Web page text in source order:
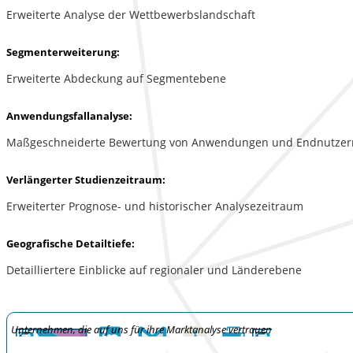
Erweiterte Analyse der Wettbewerbslandschaft
Segmenterweiterung:
Erweiterte Abdeckung auf Segmentebene
Anwendungsfallanalyse:
Maßgeschneiderte Bewertung von Anwendungen und
Verlängerter Studienzeitraum:
Erweiterter Prognose- und historischer Analysezeitraum
Geografische Detailtiefe:
Detailliertere Einblicke auf regionaler und Länderebene
Unternehmen, die auf uns für ihre Marktanalyse vertrauen